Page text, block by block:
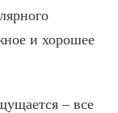
и хорошее
– все